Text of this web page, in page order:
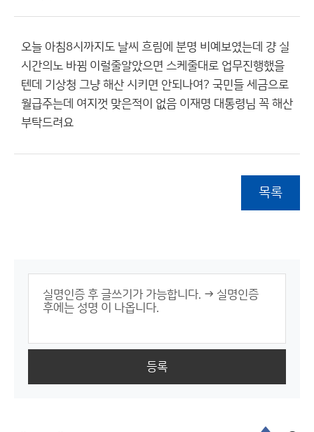
오늘 아침8시까지도 날씨 흐림에 분명 비예보였는데 걍 실
시간의노 바뀜 이럴줄알았으면 스케줄대로 업무진행했을
텐데 기상청 그냥 해산 시키면 안되나여? 국민들 세금으로
월급주는데 여지껏 맞은적이 없음 이재명 대통령님 꼭 해산
부탁드려요
목록
등록